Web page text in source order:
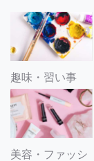
趣味・習い事
美容・ファッシ